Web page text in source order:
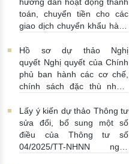
toán, chuyển tiền cho các
giao dịch chuyển khẩu hàng
Hồ sơ dự thảo Nghị
quyết Nghị quyết của Chính
phủ ban hành các cơ chế,
chính sách đặc thù nhằm
pháp luật về phòng, chống
rửa tiền nhằm đáp ứng yêu
cầu cấp bách trong thực
hiện cam kết quốc tế về trao
Lấy ý kiến dự thảo Thông tư
sửa đổi, bổ sung một số
điều của Thông tư số
04/2025/TT-NHNN ngày